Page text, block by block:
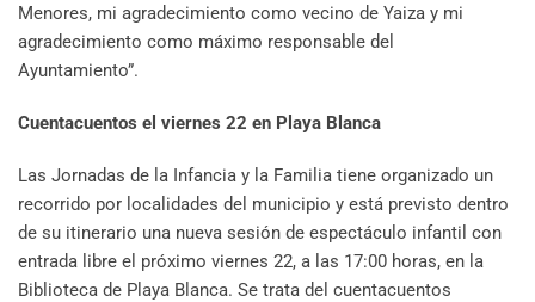
Menores, mi agradecimiento como vecino de Yaiza y mi
agradecimiento como máximo responsable del
Ayuntamiento”.
Cuentacuentos el viernes 22 en Playa Blanca
Las Jornadas de la Infancia y la Familia tiene organizado un
recorrido por localidades del municipio y está previsto dentro
de su itinerario una nueva sesión de espectáculo infantil con
entrada libre el próximo viernes 22, a las 17:00 horas, en la
Biblioteca de Playa Blanca. Se trata del cuentacuentos